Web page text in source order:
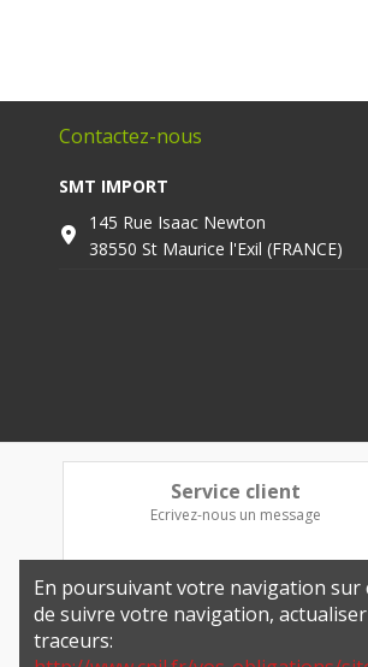
Contactez-nous
SMT IMPORT
145 Rue Isaac Newton
38550 St Maurice l'Exil (FRANCE)
Service client
Ecrivez-nous un message
En poursuivant votre navigation sur
de suivre votre navigation,
traceurs: